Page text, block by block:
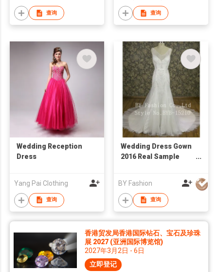
查询 查询
Wedding Reception
Dress
Yang Pai Clothing
查询
Wedding Dress Gown
2016 Real Sample
Customized Bridal
Dress
BY Fashion
查询
香港贸发局香港国际钻石、宝石及珍珠
展 2027 (亚洲国际博览馆)
2027年3月2日 - 6日
立即登记